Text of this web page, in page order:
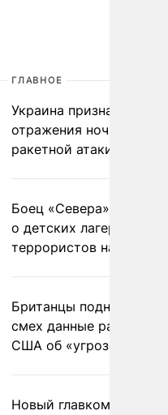
ГЛАВНОЕ
Украина признала
отражения ночной
ракетной атаки
Боец «Севера»
о детских лагерях
террористов на
Британцы подняли на
смех данные разведки
США об «угрозе
Новый главком ВСУ